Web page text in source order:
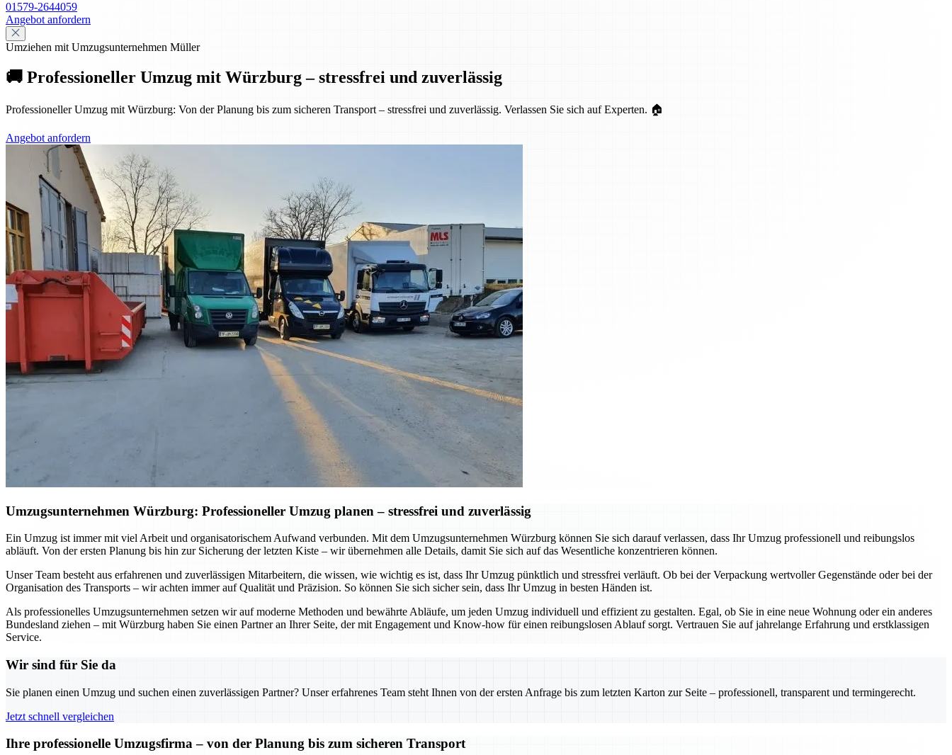
01579-2644059
Angebot anfordern
Umziehen mit Umzugsunternehmen Müller
🚚 Professioneller Umzug mit Würzburg – stressfrei und zuverlässig
Professioneller Umzug mit Würzburg: Von der Planung bis zum sicheren Transport – stressfrei und zuverlässig. Verlassen Sie sich auf Experten. 🏠
Angebot anfordern
Umzugsunternehmen Würzburg: Professioneller Umzug planen – stressfrei und zuverlässig
Ein Umzug ist immer mit viel Arbeit und organisatorischem Aufwand verbunden. Mit dem Umzugsunternehmen Würzburg können Sie sich darauf verlassen, dass Ihr Umzug professionell und reibungslos
abläuft. Von der ersten Planung bis hin zur Sicherung der letzten Kiste – wir übernehmen alle Details, damit Sie sich auf das Wesentliche konzentrieren können.
Unser Team besteht aus erfahrenen und zuverlässigen Mitarbeitern, die wissen, wie wichtig es ist, dass Ihr Umzug pünktlich und stressfrei verläuft. Ob bei der Verpackung wertvoller Gegenstände oder bei der
Organisation des Transports – wir achten immer auf Qualität und Präzision. So können Sie sich sicher sein, dass Ihr Umzug in besten Händen ist.
Als professionelles Umzugsunternehmen setzen wir auf moderne Methoden und bewährte Abläufe, um jeden Umzug individuell und effizient zu gestalten. Egal, ob Sie in eine neue Wohnung oder ein anderes
Bundesland ziehen – mit Würzburg haben Sie einen Partner an Ihrer Seite, der mit Engagement und Know-how für einen reibungslosen Ablauf sorgt. Vertrauen Sie auf jahrelange Erfahrung und erstklassigen
Service.
Wir sind für Sie da
Sie planen einen Umzug und suchen einen zuverlässigen Partner? Unser erfahrenes Team steht Ihnen von der ersten Anfrage bis zum letzten Karton zur Seite – professionell, transparent und termingerecht.
Jetzt schnell vergleichen
Ihre professionelle Umzugsfirma – von der Planung bis zum sicheren Transport